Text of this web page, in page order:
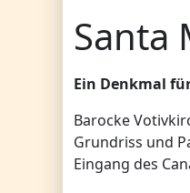
Santa
Ein Denkmal
Barocke
Grundriss und
Eingang des